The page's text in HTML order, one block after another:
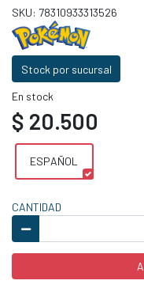
SKU: 78310933313526
Stock por sucursal
En stock
$ 20.500
ESPAÑOL
CANTIDAD